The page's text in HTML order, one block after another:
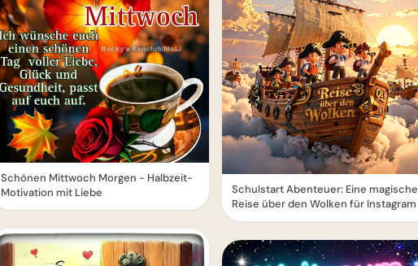
Schönen Mittwoch Morgen - Halbzeit-
Motivation mit Liebe
Schulstart Abenteuer: Eine magische
Reise über den Wolken für Instagram